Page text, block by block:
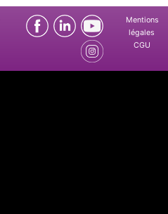
Mentions
légales
CGU